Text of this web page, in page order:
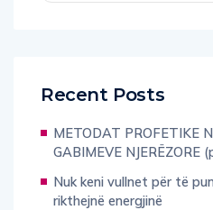
Recent Posts
METODAT PROFETIKE
GABIMEVE NJERËZORE
Nuk keni vullnet për të
rikthejnë energjinë